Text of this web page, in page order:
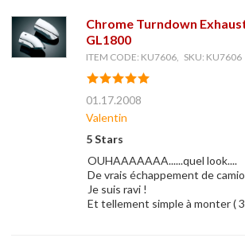
Chrome Turndown
GL1800
ITEM CODE: KU7606, SKU: KU7606
01.17.2008
Valentin
5 Stars
OUHAAAAAAA......quel look....
De vrais échappement de
Je suis ravi !
Et tellement simple à monter (